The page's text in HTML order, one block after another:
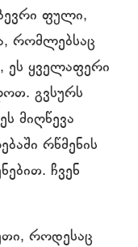
ფული,
რომლებსაც
ეს ყველაფერი
გვსურს
მიღწევა
რწმენის
ჩვენ
როდესაც